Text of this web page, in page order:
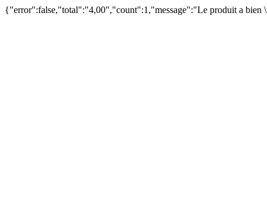
{"error":false,"total":"4,00","count":1,"message":"Le produit a bien